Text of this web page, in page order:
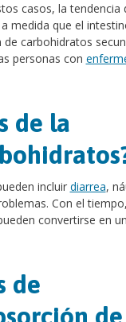
casos, la tendencia
medida que el
carbohidratos
personas con
de la
incluir diarrea,
Con el
convertirse en un
de
de